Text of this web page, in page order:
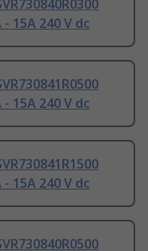
- 15A 240 V dc
- 15A 240 V dc
- 15A 240 V dc